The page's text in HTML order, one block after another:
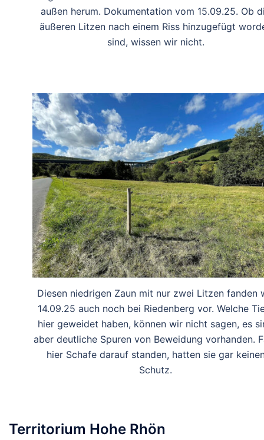
außen herum. Dokumentation vom 15.09.25. Ob
äußeren Litzen nach einem Riss hinzugefügt
sind, wissen wir nicht.
Diesen niedrigen Zaun mit nur zwei Litzen fanden
14.09.25 auch noch bei Riedenberg vor. Welche
hier geweidet haben, können wir nicht sagen, es
aber deutliche Spuren von Beweidung vorhanden.
hier Schafe darauf standen, hatten sie gar
Schutz.
Territorium Hohe Rhön